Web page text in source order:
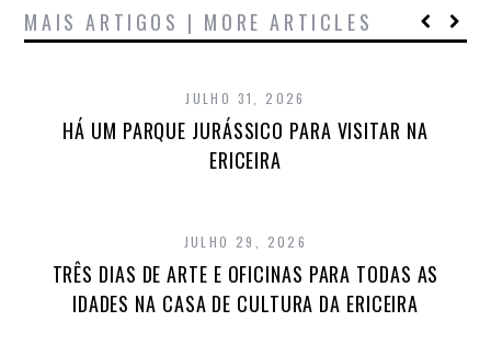
MAIS ARTIGOS | MORE ARTICLES
JULHO 31, 2026
HÁ UM PARQUE JURÁSSICO PARA VISITAR NA
ERICEIRA
JULHO 29, 2026
TRÊS DIAS DE ARTE E OFICINAS PARA TODAS AS
IDADES NA CASA DE CULTURA DA ERICEIRA